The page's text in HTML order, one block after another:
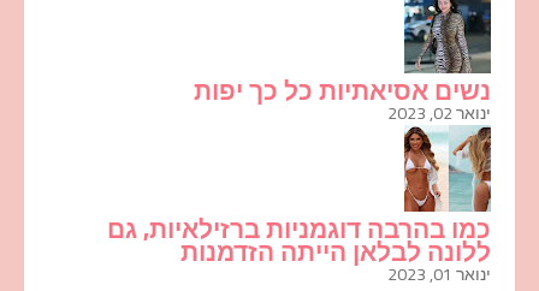
נשים אסיאתיות כל כך יפות
ינואר 02, 2023
כמו בהרבה דוגמניות ברזילאיות, גם
ללונה לבלאן הייתה הזדמנות
ינואר 01, 2023